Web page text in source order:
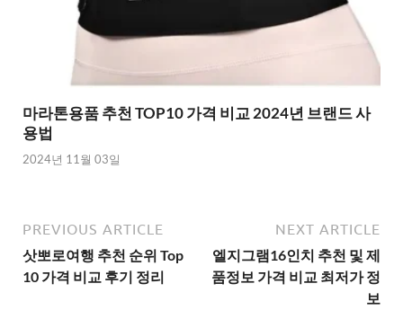
마라톤용품 추천 TOP10 가격 비교 2024년 브랜드 사
용법
2024년 11월 03일
PREVIOUS ARTICLE
삿뽀로여행 추천 순위 Top
10 가격 비교 후기 정리
NEXT ARTICLE
엘지그램16인치 추천 및 제
품정보 가격 비교 최저가 정
보